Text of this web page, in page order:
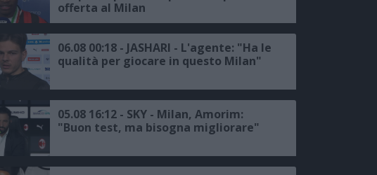
offerta al Milan
06.08 00:18 - JASHARI - L'agente: "Ha le
qualità per giocare in questo Milan"
05.08 16:12 - SKY - Milan, Amorim:
"Buon test, ma bisogna migliorare"